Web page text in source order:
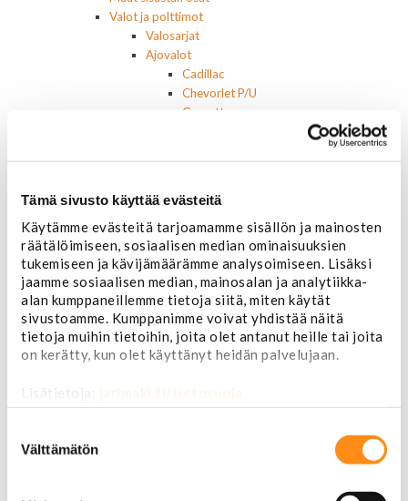
Tämä sivusto käyttää evästeitä
Käytämme evästeitä tarjoamamme sisällön ja mainosten
räätälöimiseen, sosiaalisen median ominaisuuksien
tukemiseen ja kävijämäärämme analysoimiseen. Lisäksi
jaamme sosiaalisen median, mainosalan ja analytiikka-
alan kumppaneillemme tietoja siitä, miten käytät
sivustoamme. Kumppanimme voivat yhdistää näitä
tietoja muihin tietoihin, joita olet antanut heille tai joita
on kerätty, kun olet käyttänyt heidän palvelujaan.
Lisätietoja: jarimaki.fi/tietosuoja
valinta
Välttämätön
Valot ja polttimot
Valosarjat
Ajovalot
Cadillac
Chevorlet P/U
Corvette
Ford muut
Lincoln
Hummer
Jeep
Takavalot
Cadillac
Chevrolet
Corvette
Chrysler